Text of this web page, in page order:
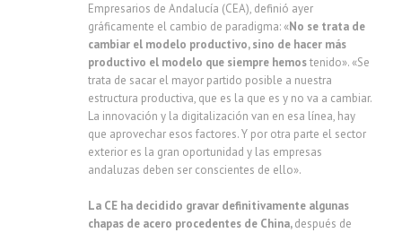
Empresarios de Andalucía (CEA), definió ayer
gráficamente el cambio de paradigma: «No se trata de
cambiar el modelo productivo, sino de hacer más
productivo el modelo que siempre hemostenido». «Se
trata de sacar el mayor partido posible a nuestra
estructura productiva, que es la que es y no va a cambiar.
La innovación y la digitalización van en esa línea, hay
que aprovechar esos factores. Y por otra parte el sector
exterior es la gran oportunidad y las empresas
andaluzas deben ser conscientes de ello».
La CE ha decidido gravar definitivamente algunas
chapas de acero procedentes de China,después de